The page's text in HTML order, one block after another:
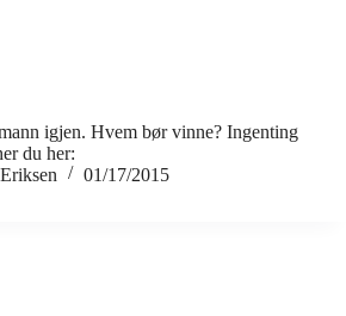
igjen. Hvem bør vinne? Ingenting
du her:
01/17/2015